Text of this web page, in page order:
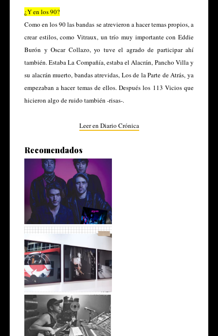
¿Y en los 90?
Como en los 90 las bandas se atrevieron a hacer temas propios, a
crear estilos, como Vitraux, un trío muy importante con Eddie
Burón y Oscar Collazo, yo tuve el agrado de participar ahí
también. Estaba La Compañía, estaba el Alacrán, Pancho Villa y
su alacrán muerto, bandas atrevidas, Los de la Parte de Atrás, ya
empezaban a hacer temas de ellos. Después los 113 Vicios que
hicieron algo de ruido también -risas-.
Leer en Diario Crónica
Recomendados
The Otherness, de Comodoro
y del mu...
30 Fotogramas, mil imágenes
Juanjo Velásquez, del solar